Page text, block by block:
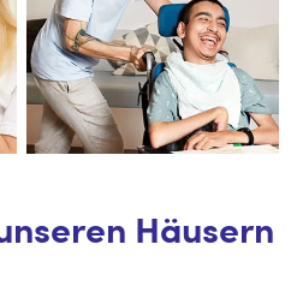
Häusern